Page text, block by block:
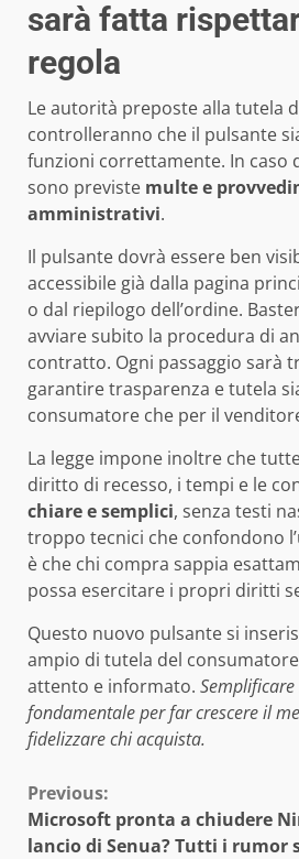
sarà fatta
regola
Le autorità preposte alla tutela
controlleranno che il pulsante
funzioni correttamente. In caso
sono previste multe e
amministrativi.
Il pulsante dovrà essere ben
accessibile già dalla pagina
o dal riepilogo dell’ordine.
avviare subito la procedura di
contratto. Ogni passaggio sarà
garantire trasparenza e tutela
consumatore che per il
La legge impone inoltre che
diritto di recesso, i tempi e le
chiare e semplici, senza testi
troppo tecnici che confondono
è che chi compra sappia
possa esercitare i propri diritti
Questo nuovo pulsante si
ampio di tutela del
attento e informato.
fondamentale per far crescere il
fidelizzare chi acquista.
Continue
Reading
Previous:
Microsoft pronta a chiudere
lancio di Senua? Tutti i rumor